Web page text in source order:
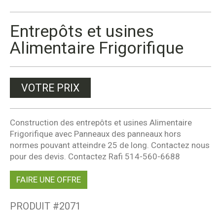
Entrepôts et usines
Alimentaire Frigorifique
VOTRE PRIX
Construction des entrepôts et usines Alimentaire
Frigorifique avec Panneaux des panneaux hors
normes pouvant atteindre 25 de long. Contactez nous
pour des devis. Contactez Rafi 514-560-6688
FAIRE UNE OFFRE
PRODUIT #2071